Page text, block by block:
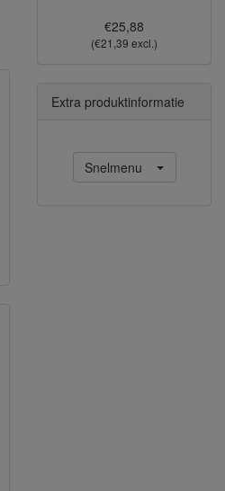
€25,88
(€21,39 excl.)
Extra produktinformatie
Snelmenu